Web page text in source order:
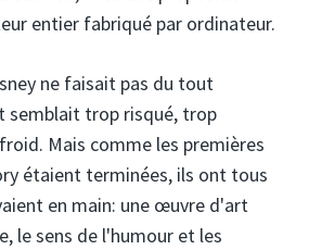
entier fabriqué par ordinateur.
ne faisait pas du tout
semblait trop risqué, trop
Mais comme les premières
étaient terminées, ils ont tous
en main: une œuvre d'art
le sens de l'humour et les